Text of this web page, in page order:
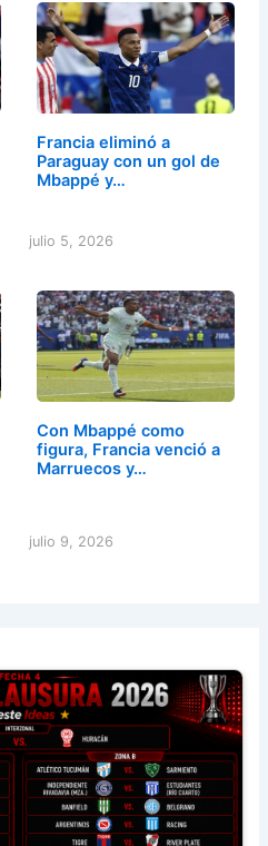
Francia eliminó a
Paraguay con un gol de
Mbappé y…
julio 5, 2026
Con Mbappé como
figura, Francia venció a
Marruecos y…
julio 9, 2026